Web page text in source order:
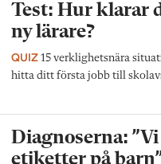
Test: Hur klarar
ny lärare?
QUIZ 15 verklighetsnära
hitta ditt första jobb till
Diagnoserna:
etiketter på